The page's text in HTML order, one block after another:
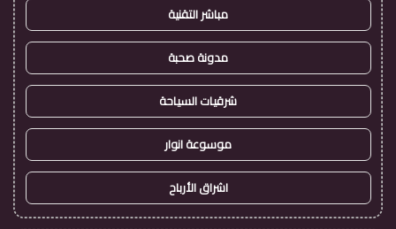
مباشر التقنية
مدونة صحبة
شرقيات السياحة
موسوعة انوار
اشراق الأرباح